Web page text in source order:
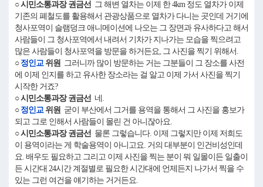
○ 시민소통과장 권금선 그 해변 열차는 이제 한 4km 정도 열차가 이제
기존의 폐철도를 활용해서 관광상품으로 열차가 다니는 곳인데 거기에
청사포역이 슬램덩크 애니메이션에 나오는 그 장면과 유사하다고 해서
사람들이 그 청사포역에서 내려서 기차가 지나가는 모습을 찍으려고
많은 사람들이 청사포역을 방문을 하거든요, 그 사진을 찍기 위해서.
○ 정인교위원 그러니까 많이 방문하는 거는 그분들이 그 장소를 사전
에 이제 인지를 하고 유사한 장소라는 걸 알고 이제 가서 사진을 찍기
시작한 거죠?
○ 시민소통과장 권금선 네.
○ 정인교위원 굳이 부산에서 그거를 용역을 통해서 그 사진을 홍보가
되고 그로 인해서 사람들이 몰린 건 아니잖아요.
○ 시민소통과장 권금선 물론 그렇습니다. 이제 그렇지만 이제 저희도
이 용역이라는 게 학술용역이 아니고요. 거의 대부분이 인건비성인데
요. 배우도 필요하고 그리고 이제 사진을 찍는 분이 뭐 일몰이든 일출이
든 시간대 24시간 계절별로 필요한 시간대에 언제든지 나가서 찍을 수
있는 그런 여건을 얘기하는 거거든요.